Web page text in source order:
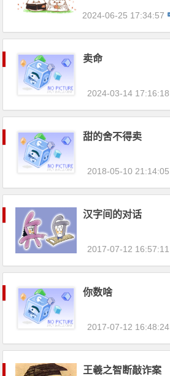
2024-06-25 17:34:57
卖命
2024-03-14 17:16:18
甜的舍不得卖
2018-05-10 21:14:05
汉字间的对话
2017-07-12 16:57:11
你数啥
2017-07-12 16:48:24
王羲之智断敲诈案